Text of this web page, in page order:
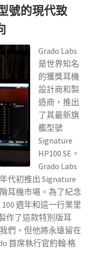
號的現代致
Grado Labs
是世界知名
的獲獎耳機
設計商和製
造商，推出
了其最新旗
艦型號
Signature
HP100 SE。
Grado Labs
代初推出 Signature
耳機市場。為了紀念
100 週年和這一行業里
作了這款特別版耳
們，但他將永遠留在
首席執行官約翰·格